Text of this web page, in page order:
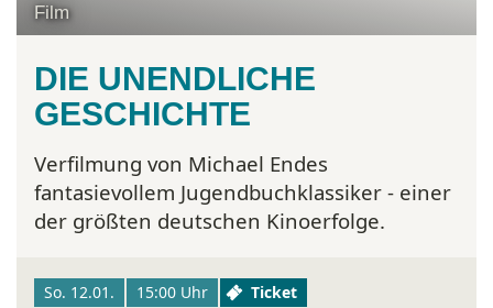
Film
DIE UNENDLICHE
GESCHICHTE
Verfilmung von Michael Endes
fantasievollem Jugendbuchklassiker - einer
der größten deutschen Kinoerfolge.
So. 12.01. 15:00 Uhr Ticket